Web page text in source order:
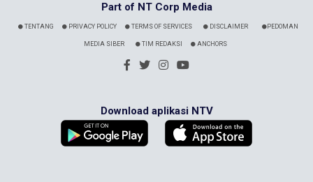
Part of NT Corp Media
TENTANG PRIVACY POLICY TERMS OF SERVICES DISCLAIMER PEDOMAN
MEDIA SIBER TIM REDAKSI ANCHORS
Download aplikasi NTV